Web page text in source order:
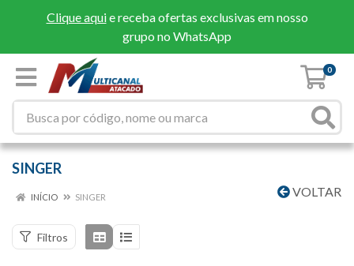
Clique aquie receba ofertas exclusivas em nosso
grupo no WhatsApp
0
SINGER
VOLTAR
INÍCIO SINGER
Filtros